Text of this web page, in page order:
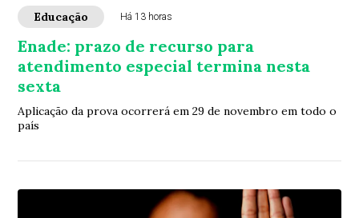
Educação Há 13 horas
Enade: prazo de recurso para
atendimento especial termina nesta
sexta
Aplicação da prova ocorrerá em 29 de novembro em todo o
país